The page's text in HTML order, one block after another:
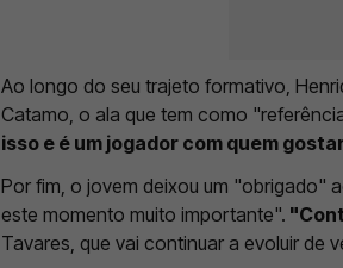
Ao longo do seu trajeto formativo,
Catamo, o ala que tem como
isso e é um jogador com quem
Por fim, o jovem deixou um "obrigado"
este momento muito importante".
Tavares, que vai continuar a evoluir de